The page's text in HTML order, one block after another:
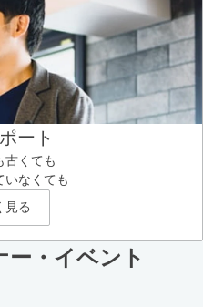
ート
古くても
いなくても
見る
ー・イベント